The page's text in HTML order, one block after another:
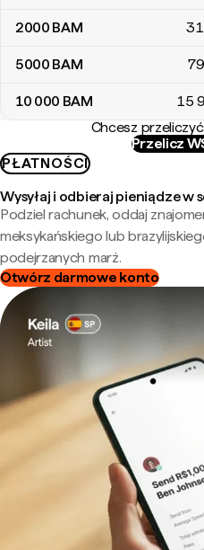
2000 BAM
5000 BAM
10 000 BAM 15
Chcesz
Przelicz
PŁATNOŚCI
Wysyłaj i odbieraj pieniądze w
Podziel rachunek, oddaj
meksykańskiego lub
podejrzanych marż.
Otwórz darmowe konto